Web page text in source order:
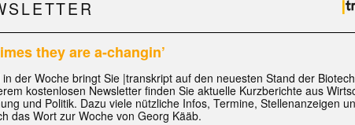
they are a-changin’
in der Woche bringt Sie |transkript auf den neuesten Stand der
kostenlosen Newsletter finden Sie aktuelle Kurzberichte aus
und Politik. Dazu viele nützliche Infos, Termine, Stellenanzeigen
das Wort zur Woche von Georg Kääb.